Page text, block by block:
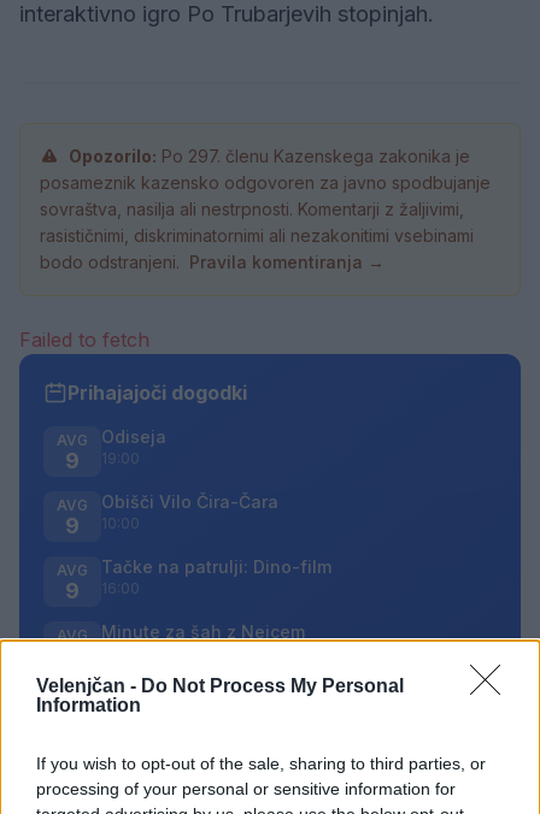
Velenjčan - Do Not Process My Personal
Information
If you wish to opt-out of the sale, sharing to third parties, or
processing of your personal or sensitive information for
interaktivno igro Po Trubarjevih stopinjah.
Opozorilo: Po 297. členu Kazenskega zakonika je
posameznik kazensko odgovoren za javno spodbujanje
sovraštva, nasilja ali nestrpnosti. Komentarji z žaljivimi,
rasističnimi, diskriminatornimi ali nezakonitimi vsebinami
bodo odstranjeni. Pravila komentiranja →
Failed to fetch
Prihajajoči dogodki
AVG
9
Odiseja
19:00
AVG
9
Obišči Vilo Čira-Čara
10:00
AVG
9
Tačke na patrulji: Dino-film
16:00
AVG Minute za šah z Nejcem